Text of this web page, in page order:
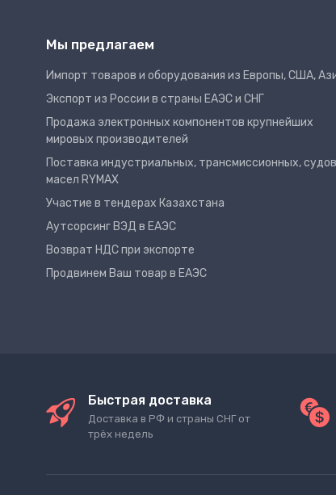
Мы предлагаем
Импорт товаров и оборудования из Европы, США,
Экспорт из России в страны ЕАЭС и СНГ
Продажа электронных компонентов крупнейших
мировых производителей
Поставка индустриальных, трансмиссионных,
масел RYMAX
Участие в тендерах Казахстана
Аутсорсинг ВЭД в ЕАЭС
Возврат НДС при экспорте
Продвинем Ваш товар в ЕАЭС
Быстрая доставка
Доставка в РФ и страны СНГ от
трёх недель